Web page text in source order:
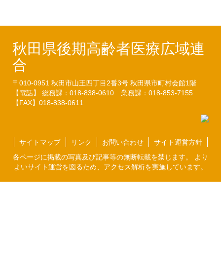
秋田県後期高齢者医療広域連
合
〒010-0951 秋田市山王四丁目2番3号 秋田県市町村会館1階
【電話】 総務課：018-838-0610 業務課：018-853-7155
【FAX】018-838-0611
サイトマップ リンク お問い合わせ
サイト運営方針
各ページに掲載の写真及び記事等の無断転載を禁じます。 より
よいサイト運営を図るため、アクセス解析を実施しています。